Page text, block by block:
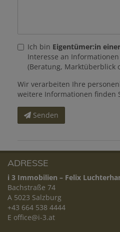
Ich bin Eigentümer:in
Interesse an
(Beratung, Marktüberblick
Wir verarbeiten Ihre
weitere Informationen finden
Senden
ADRESSE
i 3 Immobilien – Felix
Bachstraße 74
A 5023 Salzburg
+43 664 538 4444
E office@i-3.at